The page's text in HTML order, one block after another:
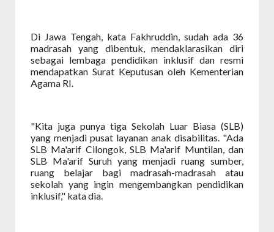
Di Jawa Tengah, kata Fakhruddin, sudah ada 36
madrasah yang dibentuk, mendaklarasikan diri
sebagai lembaga pendidikan inklusif dan resmi
mendapatkan Surat Keputusan oleh Kementerian
Agama RI.
"Kita juga punya tiga Sekolah Luar Biasa (SLB)
yang menjadi pusat layanan anak disabilitas. "Ada
SLB Ma'arif Cilongok, SLB Ma'arif Muntilan, dan
SLB Ma'arif Suruh yang menjadi ruang sumber,
ruang belajar bagi madrasah-madrasah atau
sekolah yang ingin mengembangkan pendidikan
inklusif," kata dia.